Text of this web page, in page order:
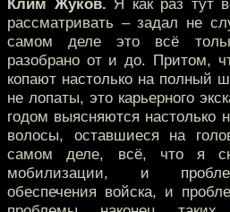
Клим Жуков. Я как раз тут
рассматривать – задал не
самом деле это всё
разобрано от и до. Притом,
копают настолько на полный
не лопаты, это карьерного
годом выясняются настолько
волосы, оставшиеся на
самом деле, всё, что я
мобилизации, и
обеспечения войска, и